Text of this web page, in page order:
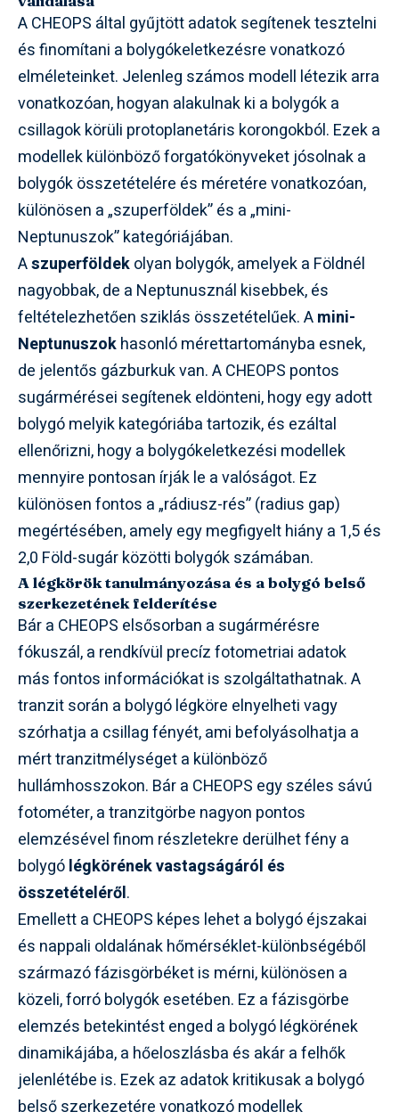
A CHEOPS által gyűjtött adatok segítenek tesztelni
és finomítani a bolygókeletkezésre vonatkozó
elméleteinket. Jelenleg számos modell létezik arra
vonatkozóan, hogyan alakulnak ki a bolygók a
csillagok körüli protoplanetáris korongokból. Ezek a
modellek különböző forgatókönyveket jósolnak a
bolygók összetételére és méretére vonatkozóan,
különösen a „szuperföldek” és a „mini-
Neptunuszok” kategóriájában.
Aszuperföldekolyan bolygók, amelyek a Földnél
nagyobbak, de a Neptunusznál kisebbek, és
feltételezhetően sziklás összetételűek. Amini-
Neptunuszokhasonló mérettartományba esnek,
de jelentős gázburkuk van. A CHEOPS pontos
sugármérései segítenek eldönteni, hogy egy adott
bolygó melyik kategóriába tartozik, és ezáltal
ellenőrizni, hogy a bolygókeletkezési modellek
mennyire pontosan írják le a valóságot. Ez
különösen fontos a „rádiusz-rés” (radius gap)
megértésében, amely egy megfigyelt hiány a 1,5 és
2,0 Föld-sugár közötti bolygók számában.
A légkörök tanulmányozása és a bolygó belső
szerkezetének felderítése
Bár a CHEOPS elsősorban a sugármérésre
fókuszál, a rendkívül precíz fotometriai adatok
más fontos információkat is szolgáltathatnak. A
tranzit során a bolygó légköre elnyelheti vagy
szórhatja a csillag fényét, ami befolyásolhatja a
mért tranzitmélységet a különböző
hullámhosszokon. Bár a CHEOPS egy széles sávú
fotométer, a tranzitgörbe nagyon pontos
elemzésével finom részletekre derülhet fény a
bolygólégkörének vastagságáról és
összetételéről.
Emellett a CHEOPS képes lehet a bolygó éjszakai
és nappali oldalának hőmérséklet-különbségéből
származó fázisgörbéket is mérni, különösen a
közeli, forró bolygók esetében. Ez a fázisgörbe
elemzés betekintést enged a bolygó légkörének
dinamikájába, a hőeloszlásba és akár a felhők
jelenlétébe is. Ezek az adatok kritikusak a bolygó
belső szerkezetére vonatkozó modellek